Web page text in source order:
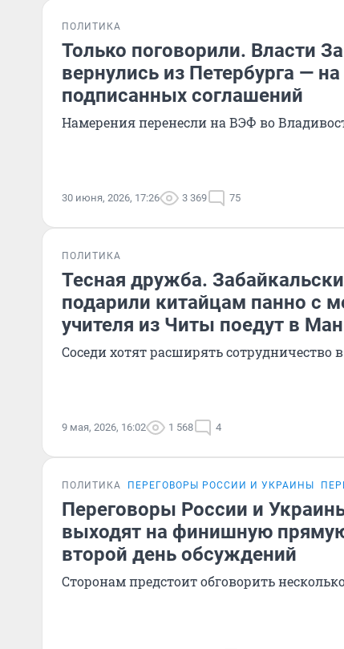
ПОЛИТИКА
Только поговорили. Власти
вернулись из Петербурга —
подписанных соглашений
Намерения перенесли на ВЭФ во
30 июня, 2026, 17:26 3 369 75
ПОЛИТИКА
Тесная дружба.
подарили китайцам панно с
учителя из Читы поедут в
Соседи хотят расширять сотрудничество
9 мая, 2026, 16:02 1 568 4
ПОЛИТИКА ПЕРЕГОВОРЫ РОССИИ И УКРАИНЫ
Переговоры России и
выходят на финишную
второй день обсуждений
Сторонам предстоит обговорить